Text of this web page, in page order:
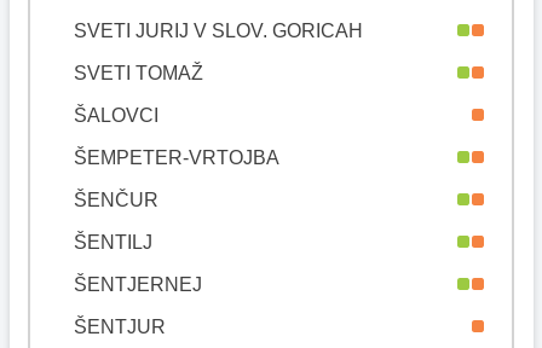
SVETI JURIJ V SLOV. GORICAH
SVETI TOMAŽ
ŠALOVCI
ŠEMPETER-VRTOJBA
ŠENČUR
ŠENTILJ
ŠENTJERNEJ
ŠENTJUR